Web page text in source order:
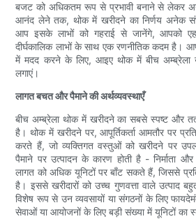
बजट को अधिकतम रूप से प्रभावी बनाने से लेकर
आनंद लेने तक, थोक में खरीदने का निर्णय अनेक
आप इसके लाभों को गहराई से जानेंगे, आपको
दीर्घकालिक लाभों के साथ एक रणनीतिक कदम है।
में मदद करने के लिए, आइए थोक में बीच अम्ब्रेला
लगाएं।
लागत बचत और पैमाने की अर्थव्यवस्थाएँ
बीच अम्ब्रेला थोक में खरीदने का सबसे स्पष्ट और
है। थोक में खरीदने पर, आपूर्तिकर्ता आमतौर पर
करते हैं, जो व्यक्तिगत वस्तुओं को खरीदने पर
पैमाने पर उत्पादन के कारण होती है - निर्माता
लागत को अधिक यूनिटों पर बाँट सकते हैं, जिससे
है। इससे खरीदारों को उच्च गुणवत्ता वाले उत्पाद
विशेष रूप से उन व्यवसायों या संगठनों के लिए
सेवाओं या आयोजनों के लिए बड़ी संख्या में यूनिटों का